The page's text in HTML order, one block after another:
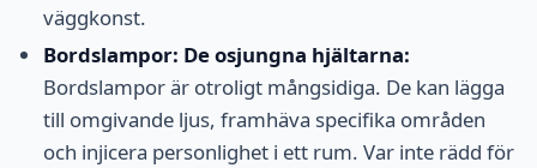
väggkonst.
Bordslampor: De osjungna hjältarna:
Bordslampor är otroligt mångsidiga. De kan lägga
till omgivande ljus, framhäva specifika områden
och injicera personlighet i ett rum. Var inte rädd för